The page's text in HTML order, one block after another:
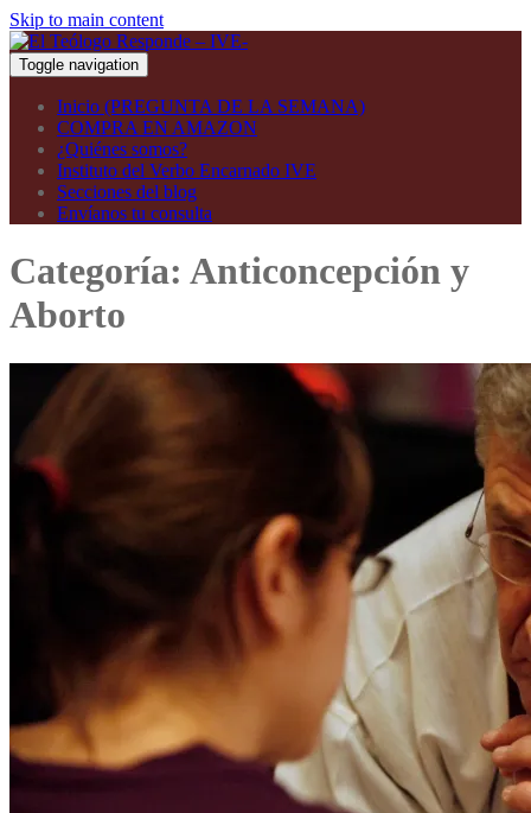
Skip to main content
Toggle navigation
Inicio (PREGUNTA DE LA SEMANA)
COMPRA EN AMAZON
¿Quiénes somos?
Instituto del Verbo Encarnado IVE
Secciones del blog
Envíanos tu consulta
Categoría: Anticoncepción y
Aborto